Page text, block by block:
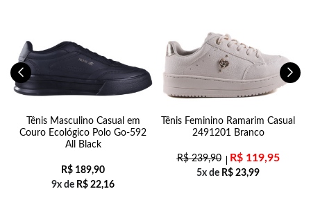
Tênis Masculino Casual em
Couro Ecológico Polo Go-592
All Black
R$ 189,90
9x de R$ 22,16
Tênis Feminino Ramarim Casual
2491201 Branco
R$239,90 R$119,95
5x de R$ 23,99